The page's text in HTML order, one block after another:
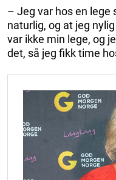
– Jeg var hos en lege
naturlig, og at jeg
var ikke min lege, og
det, så jeg fikk time